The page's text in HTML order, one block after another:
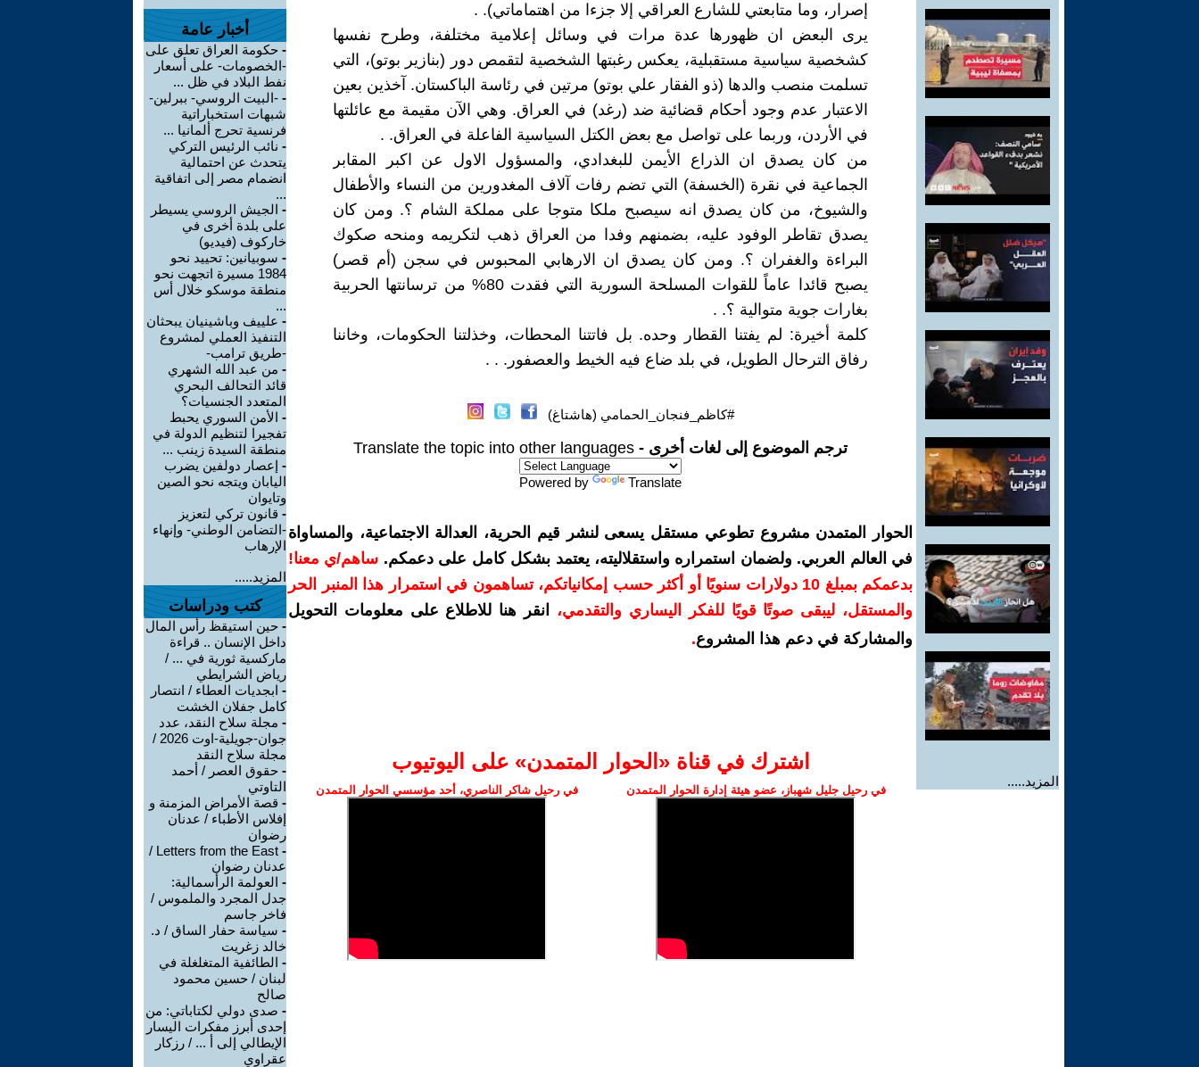
المزيد.....
إصرار، وما متابعتي للشارع العراقي إلا جزءا من اهتماماتي). .
يرى البعض ان ظهورها عدة مرات في وسائل إعلامية مختلفة، وطرح نفسها
كشخصية سياسية مستقبلية، يعكس رغبتها الشخصية لتقمص دور (بنازير بوتو)، التي
تسلمت منصب والدها (ذو الفقار علي بوتو) مرتين في رئاسة الباكستان. آخذين بعين
الاعتبار عدم وجود أحكام قضائية ضد (رغد) في العراق. وهي الآن مقيمة مع عائلتها
في الأردن، وربما على تواصل مع بعض الكتل السياسية الفاعلة في العراق. .
من كان يصدق ان الذراع الأيمن للبغدادي، والمسؤول الاول عن اكبر المقابر
الجماعية في نقرة (الخسفة) التي تضم رفات آلاف المغدورين من النساء والأطفال
والشيوخ، من كان يصدق انه سيصبح ملكا متوجا على مملكة الشام ؟. ومن كان
يصدق تقاطر الوفود عليه، بضمنهم وفدا من العراق ذهب لتكريمه ومنحه صكوك
البراءة والغفران ؟. ومن كان يصدق ان الارهابي المحبوس في سجن (أم قصر)
يصبح قائدا عاماً للقوات المسلحة السورية التي فقدت 80% من ترسانتها الحربية
بغارات جوية متوالية ؟. .
كلمة أخيرة: لم يفتنا القطار وحده. بل فاتتنا المحطات، وخذلتنا الحكومات، وخاننا
رفاق الترحال الطويل، في بلد ضاع فيه الخيط والعصفور. . .
#كاظم_فنجان_الحمامي (هاشتاغ)
ترجم الموضوع إلى لغات أخرى - Translate the topic into other languages
Powered by Translate
الحوار المتمدن مشروع تطوعي مستقل يسعى لنشر قيم الحرية، العدالة الاجتماعية، والمساواة
في العالم العربي. ولضمان استمراره واستقلاليته، يعتمد بشكل كامل على دعمكم. ساهم/ي معنا!
بدعمكم بمبلغ 10 دولارات سنويًا أو أكثر حسب إمكانياتكم، تساهمون في استمرار هذا المنبر الحر
والمستقل، ليبقى صوتًا قويًا للفكر اليساري والتقدمي،
انقر هنا للاطلاع على معلومات التحويل
والمشاركة في دعم هذا المشروع.
اشترك في قناة ‫«الحوار المتمدن» على اليوتيوب
في رحيل جليل شهباز، عضو هيئة إدارة الحوار المتمدن في رحيل شاكر الناصري، أحد مؤسسي الحوار المتمدن
أخبار عامة
- حكومة العراق تعلق على
-الخصومات- على أسعار
نفط البلاد في ظل ...
- -البيت الروسي- ببرلين-
شبهات استخباراتية
فرنسية تحرج ألمانيا ...
- نائب الرئيس التركي
يتحدث عن احتمالية
انضمام مصر إلى اتفاقية
...
- الجيش الروسي يسيطر
على بلدة أخرى في
خاركوف (فيديو)
- سوبيانين: تحييد نحو
1984 مسيرة اتجهت نحو
منطقة موسكو خلال أس
...
- علييف وباشينيان يبحثان
التنفيذ العملي لمشروع
-طريق ترامب-
- من عبد الله الشهري
قائد التحالف البحري
المتعدد الجنسيات؟
- الأمن السوري يحبط
تفجيرا لتنظيم الدولة في
منطقة السيدة زينب ...
- إعصار دولفين يضرب
اليابان ويتجه نحو الصين
وتايوان
- قانون تركي لتعزيز
-التضامن الوطني- وإنهاء
الإرهاب
المزيد.....
كتب ودراسات
- حين استيقظ رأس المال
داخل الإنسان .. قراءة
ماركسية ثورية في ... /
رياض الشرايطي
- ابجديات العطاء / انتصار
كامل جفلان الخشت
- مجلة سلاح النقد، عدد
جوان-جويلية-اوت 2026 /
مجلة سلاح النقد
- حقوق العصر / أحمد
التاوتي
- قصة الأمراض المزمنة و
إفلاس الأطباء / عدنان
رضوان
-
Letters from the East /
عدنان رضوان
- العولمة الرأسمالية:
جدل المجرد والملموس /
فاخر جاسم
- سياسة حفار الساق / د.
خالد زغريت
- الطائفية المتغلغلة في
لبنان / حسين محمود
صالح
- صدى دولي لكتاباتي: من
إحدى أبرز مفكرات اليسار
الإيطالي إلى أ ... / رزكار
عقراوي